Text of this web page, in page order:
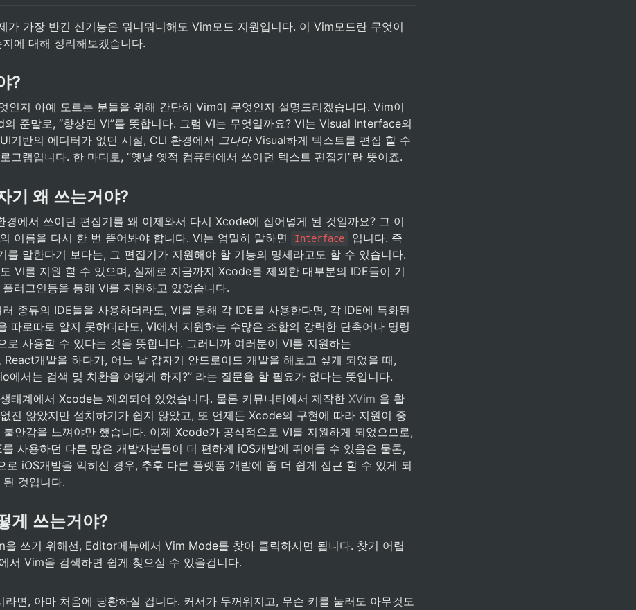
가 가장 반긴 신기능은 뭐니뭐니해도 Vim모드 지원입니다. 이 Vim모드란 무엇이
에 대해 정리해보겠습니다.
?
인지 아예 모르는 분들을 위해 간단히 Vim이 무엇인지 설명드리겠습니다. Vim이
준말로, “향상된 VI”를 뜻합니다. 그럼 VI는 무엇일까요? VI는 Visual Interface의
기반의 에디터가 없던 시절, CLI 환경에서 그나마 Visual하게 텍스트를 편집 할 수
그램입니다. 한 마디로, “옛날 옛적 컴퓨터에서 쓰이던 텍스트 편집기”란 뜻이죠.
기 왜 쓰는거야?
경에서 쓰이던 편집기를 왜 이제와서 다시 Xcode에 집어넣게 된 것일까요? 그 이
이름을 다시 한 번 뜯어봐야 합니다. VI는 엄밀히 말하면
Interface
입니다. 즉
를 말한다기 보다는, 그 편집기가 지원해야 할 기능의 명세라고도 할 수 있습니다.
VI를 지원 할 수 있으며, 실제로 지금까지 Xcode를 제외한 대부분의 IDE들이 기
러그인등을 통해 VI를 지원하고 있었습니다.
종류의 IDE들을 사용하더라도, VI를 통해 각 IDE를 사용한다면, 각 IDE에 특화된
따로따로 알지 못하더라도, VI에서 지원하는 수많은 조합의 강력한 단축어나 명령
로 사용할 수 있다는 것을 뜻합니다. 그러니까 여러분이 VI를 지원하는
개발을 하다가, 어느 날 갑자기 안드로이드 개발을 해보고 싶게 되었을 때,
에서는 검색 및 치환을 어떻게 하지?” 라는 질문을 할 필요가 없다는 뜻입니다.
태계에서 Xcode는 제외되어 있었습니다. 물론 커뮤니티에서 제작한 XVim 을 활
진 않았지만 설치하기가 쉽지 않았고, 또 언제든 Xcode의 구현에 따라 지원이 중
안감을 느껴야만 했습니다. 이제 Xcode가 공식적으로 VI를 지원하게 되었으므로,
사용하던 다른 많은 개발자분들이 더 편하게 iOS개발에 뛰어들 수 있음은 물론,
로 iOS개발을 익히신 경우, 추후 다른 플랫폼 개발에 좀 더 쉽게 접근 할 수 있게 되
것입니다.
게 쓰는거야?
을 쓰기 위해선, Editor메뉴에서 Vim Mode를 찾아 클릭하시면 됩니다. 찾기 어렵
서 Vim을 검색하면 쉽게 찾으실 수 있을겁니다.
라면, 아마 처음에 당황하실 겁니다. 커서가 두꺼워지고, 무슨 키를 눌러도 아무것도